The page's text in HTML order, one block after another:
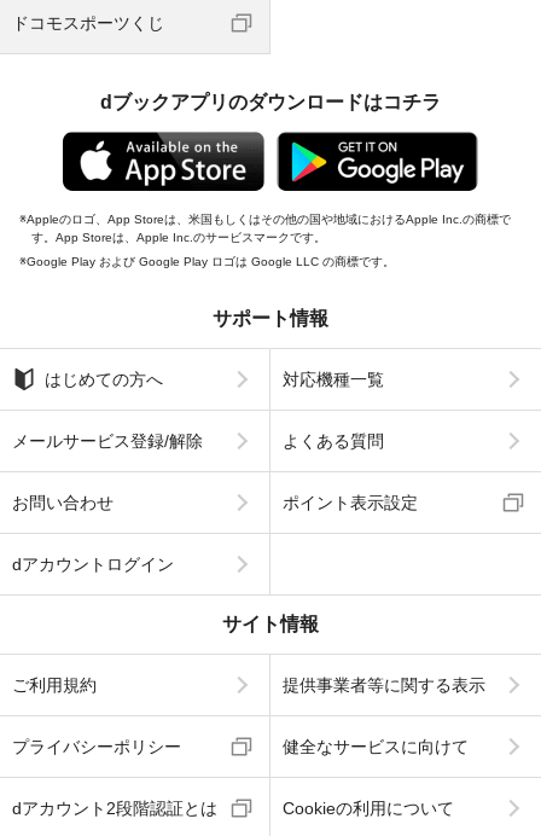
ドコモスポーツくじ
dブックアプリのダウンロードはコチラ
Appleのロゴ、App Storeは、米国もしくはその他の国や地域におけるApple Inc.の商標で
す。App Storeは、Apple Inc.のサービスマークです。
Google Play および Google Play ロゴは Google LLC の商標です。
サポート情報
はじめての方へ 対応機種一覧
メールサービス登録/解除 よくある質問
お問い合わせ ポイント表示設定
dアカウントログイン
サイト情報
ご利用規約 提供事業者等に関する表示
プライバシーポリシー 健全なサービスに向けて
dアカウント2段階認証とは Cookieの利用について